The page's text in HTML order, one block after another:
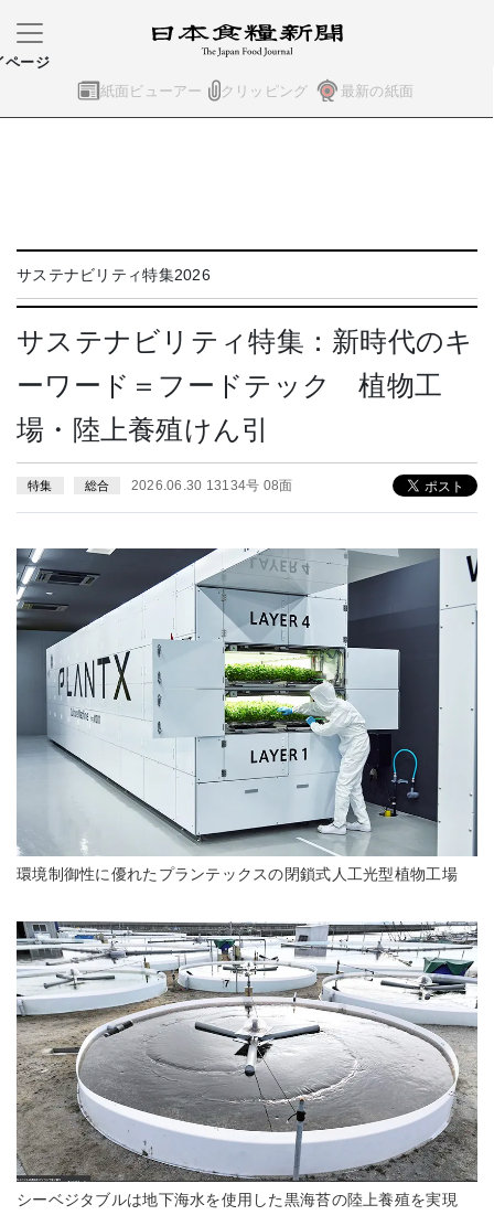
紙面ビューアー クリッピング 最新の紙面
ページ
サステナビリティ特集2026
サステナビリティ特集：新時代のキ
ーワード＝フードテック 植物工
場・陸上養殖けん引
特集 総合 2026.06.30 13134号 08面
環境制御性に優れたプランテックスの閉鎖式人工光型植物工場
シーベジタブルは地下海水を使用した黒海苔の陸上養殖を実現